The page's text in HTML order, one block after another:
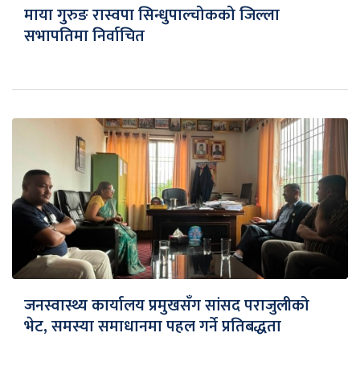
माया गुरुङ रास्वपा सिन्धुपाल्चोकको जिल्ला
सभापतिमा निर्वाचित
जनस्वास्थ्य कार्यालय प्रमुखसँग सांसद पराजुलीको
भेट, समस्या समाधानमा पहल गर्ने प्रतिबद्धता